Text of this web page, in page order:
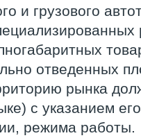
и грузового
отведенных
рынка
с указанием
режима работы.